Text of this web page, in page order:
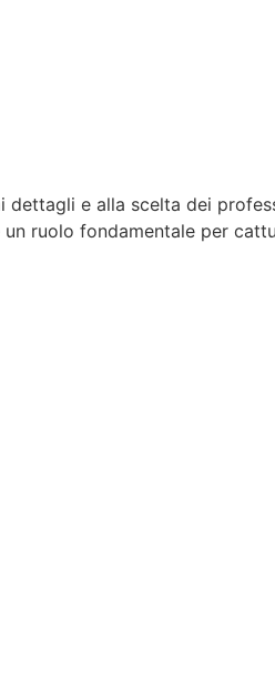
e alla scelta dei
ruolo fondamentale per